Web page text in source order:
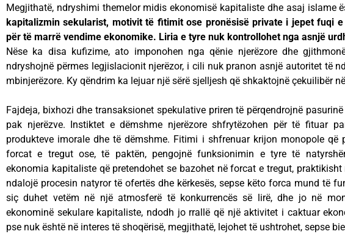
Megjithatë, ndryshimi themelor midis ekonomisë kapitaliste dhe asaj islame
kapitalizmin sekularist, motivit të fitimit ose pronësisë private i jepet fuqi
për të marrë vendime ekonomike. Liria e tyre nuk kontrollohet nga asnjë
Nëse ka disa kufizime, ato imponohen nga qënie njerëzore dhe
ndryshojnë përmes legjislacionit njerëzor, i cili nuk pranon asnjë autoritet të
mbinjerëzore. Ky qëndrim ka lejuar një sërë sjelljesh që shkaktojnë çekuilibër
Fajdeja, bixhozi dhe transaksionet spekulative priren të përqendrojnë
pak njerëzve. Instiktet e dëmshme njerëzore shfrytëzohen për të fituar
produkteve imorale dhe të dëmshme. Fitimi i shfrenuar krijon monopole që
forcat e tregut ose, të paktën, pengojnë funksionimin e tyre të
ekonomia kapitaliste që pretendohet se bazohet në forcat e tregut, praktikisht
ndalojë procesin natyror të ofertës dhe kërkesës, sepse këto forca mund të
siç duhet vetëm në një atmosferë të konkurrencës së lirë, dhe jo në
ekonominë sekulare kapitaliste, ndodh jo rrallë që një aktivitet i caktuar
pse nuk është në interes të shoqërisë, megjithatë, lejohet të ushtrohet, sepse